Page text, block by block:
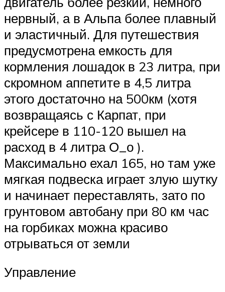
нервный, а в Альпа более плавный
и эластичный. Для путешествия
предусмотрена емкость для
кормления лошадок в 23 литра, при
скромном аппетите в 4,5 литра
этого достаточно на 500км (хотя
возвращаясь с Карпат, при
крейсере в 110-120 вышел на
расход в 4 литра О_о ).
Максимально ехал 165, но там уже
мягкая подвеска играет злую шутку
и начинает переставлять, зато по
грунтовом автобану при 80 км час
на горбиках можна красиво
отрываться от земли
Управление